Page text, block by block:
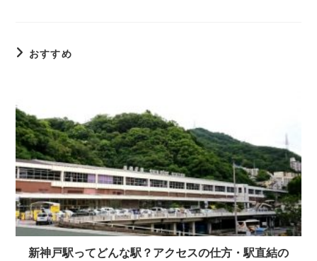
おすすめ
新神戸駅ってどんな駅？アクセスの仕方・駅直結の